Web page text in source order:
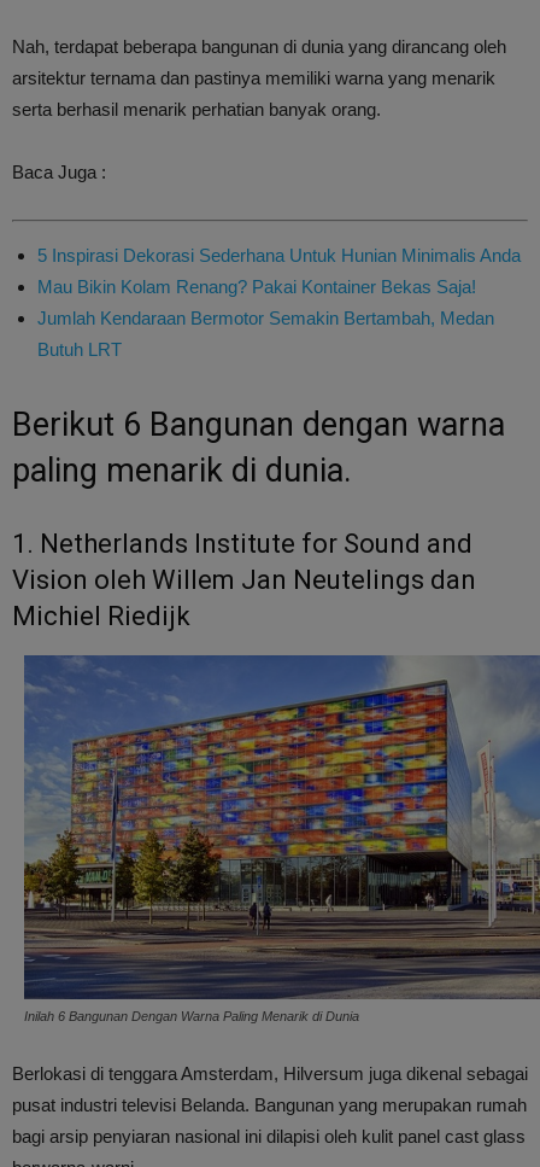
Nah, terdapat beberapa bangunan di dunia yang dirancang oleh
arsitektur ternama dan pastinya memiliki warna yang menarik
serta berhasil menarik perhatian banyak orang.
Baca Juga :
5 Inspirasi Dekorasi Sederhana Untuk Hunian Minimalis Anda
Mau Bikin Kolam Renang? Pakai Kontainer Bekas Saja!
Jumlah Kendaraan Bermotor Semakin Bertambah, Medan
Butuh LRT
Berikut 6 Bangunan dengan warna
paling menarik di dunia.
1. Netherlands Institute for Sound and
Vision oleh Willem Jan Neutelings dan
Michiel Riedijk
Inilah 6 Bangunan Dengan Warna Paling Menarik di Dunia
Berlokasi di tenggara Amsterdam, Hilversum juga dikenal sebagai
pusat industri televisi Belanda. Bangunan yang merupakan rumah
bagi arsip penyiaran nasional ini dilapisi oleh kulit panel cast glass